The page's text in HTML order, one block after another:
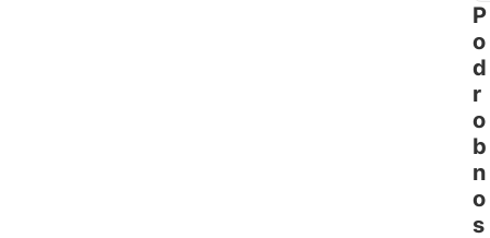
P
o
d
r
o
b
n
o
s